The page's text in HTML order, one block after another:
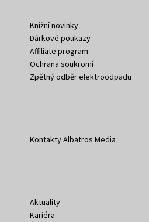
Knižní novinky
Dárkové poukazy
Affiliate program
Ochrana soukromí
Zpětný odběr elektroodpadu
Kontakty Albatros Media
Aktuality
Kariéra